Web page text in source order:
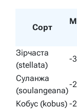
Сорт
Зірчаста
(stellata)
-
Суланжа
(soulangeana)
-
Кобус (kobus) -